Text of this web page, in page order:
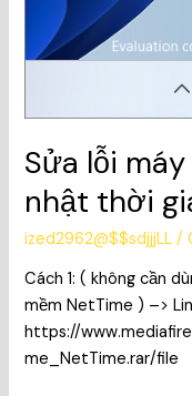
Sửa lỗi
nhật thời
ized2962@$$sdjjjLL /
Cách 1: ( không cần
mềm NetTime ) –>
https://
me_NetTime.rar/file